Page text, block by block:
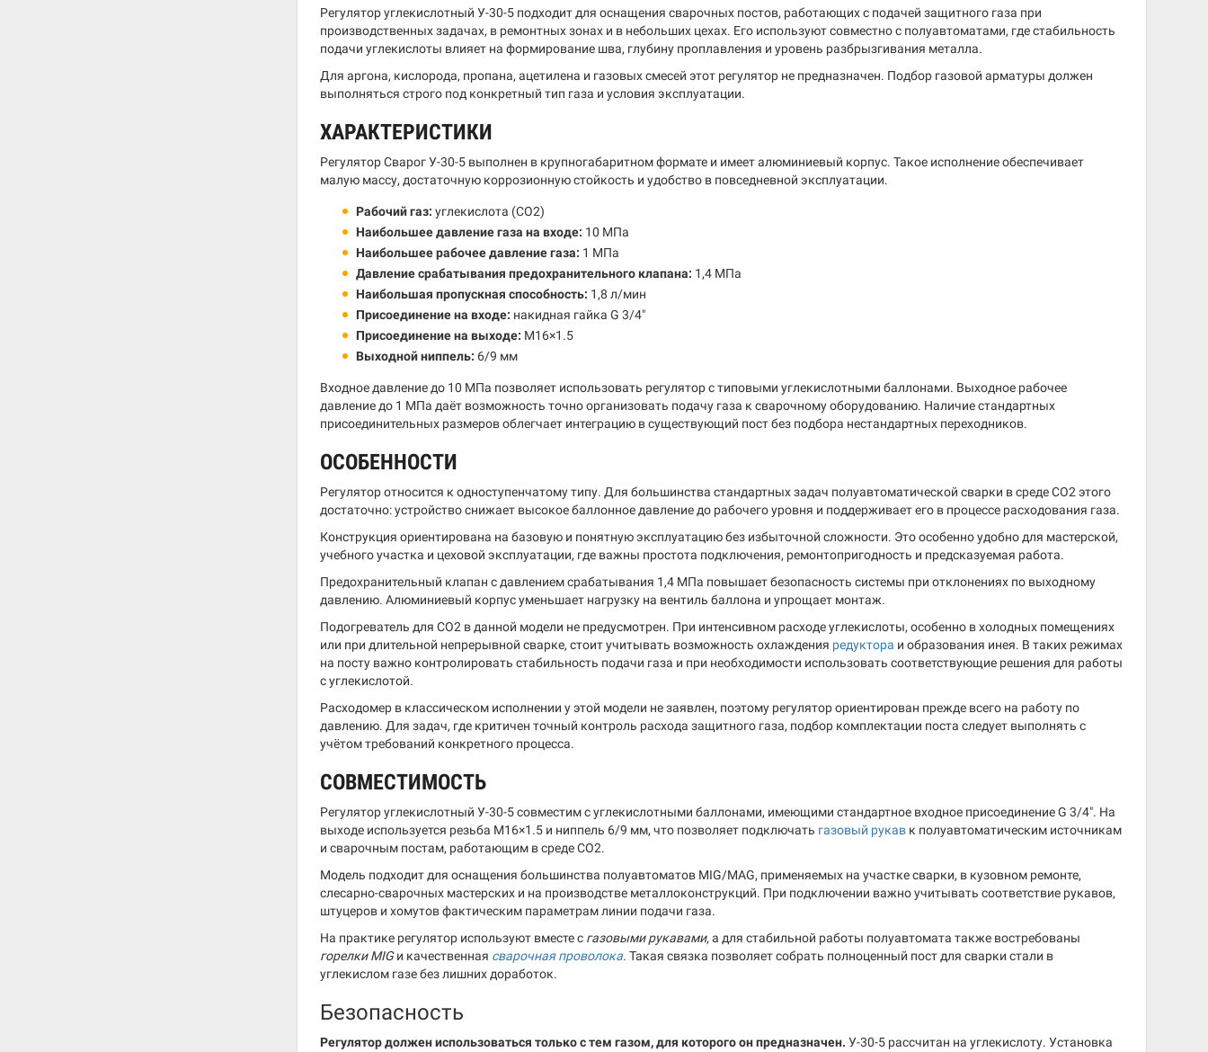
Регулятор углекислотный У-30-5 подходит для оснащения сварочных постов, работающих с подачей защитного газа при
производственных задачах, в ремонтных зонах и в небольших цехах. Его используют совместно с полуавтоматами, где стабильность
подачи углекислоты влияет на формирование шва, глубину проплавления и уровень разбрызгивания металла.
Для аргона, кислорода, пропана, ацетилена и газовых смесей этот регулятор не предназначен. Подбор газовой арматуры должен
выполняться строго под конкретный тип газа и условия эксплуатации.
ХАРАКТЕРИСТИКИ
Регулятор Сварог У-30-5 выполнен в крупногабаритном формате и имеет алюминиевый корпус. Такое исполнение обеспечивает
малую массу, достаточную коррозионную стойкость и удобство в повседневной эксплуатации.
Рабочий газ: углекислота (CO2)
Наибольшее давление газа на входе: 10 МПа
Наибольшее рабочее давление газа: 1 МПа
Давление срабатывания предохранительного клапана: 1,4 МПа
Наибольшая пропускная способность: 1,8 л/мин
Присоединение на входе: накидная гайка G 3/4"
Присоединение на выходе: M16×1.5
Выходной ниппель: 6/9 мм
Входное давление до 10 МПа позволяет использовать регулятор с типовыми углекислотными баллонами. Выходное рабочее
давление до 1 МПа даёт возможность точно организовать подачу газа к сварочному оборудованию. Наличие стандартных
присоединительных размеров облегчает интеграцию в существующий пост без подбора нестандартных переходников.
ОСОБЕННОСТИ
Регулятор относится к одноступенчатому типу. Для большинства стандартных задач полуавтоматической сварки в среде CO2 этого
достаточно: устройство снижает высокое баллонное давление до рабочего уровня и поддерживает его в процессе расходования газа.
Конструкция ориентирована на базовую и понятную эксплуатацию без избыточной сложности. Это особенно удобно для мастерской,
учебного участка и цеховой эксплуатации, где важны простота подключения, ремонтопригодность и предсказуемая работа.
Предохранительный клапан с давлением срабатывания 1,4 МПа повышает безопасность системы при отклонениях по выходному
давлению. Алюминиевый корпус уменьшает нагрузку на вентиль баллона и упрощает монтаж.
Подогреватель для CO2 в данной модели не предусмотрен. При интенсивном расходе углекислоты, особенно в холодных помещениях
или при длительной непрерывной сварке, стоит учитывать возможность охлаждения редуктора и образования инея. В таких режимах
на посту важно контролировать стабильность подачи газа и при необходимости использовать соответствующие решения для работы
с углекислотой.
Расходомер в классическом исполнении у этой модели не заявлен, поэтому регулятор ориентирован прежде всего на работу по
давлению. Для задач, где критичен точный контроль расхода защитного газа, подбор комплектации поста следует выполнять с
учётом требований конкретного процесса.
СОВМЕСТИМОСТЬ
Регулятор углекислотный У-30-5 совместим с углекислотными баллонами, имеющими стандартное входное присоединение G 3/4". На
выходе используется резьба M16×1.5 и ниппель 6/9 мм, что позволяет подключать газовый рукав к полуавтоматическим источникам
и сварочным постам, работающим в среде CO2.
Модель подходит для оснащения большинства полуавтоматов MIG/MAG, применяемых на участке сварки, в кузовном ремонте,
слесарно-сварочных мастерских и на производстве металлоконструкций. При подключении важно учитывать соответствие рукавов,
штуцеров и хомутов фактическим параметрам линии подачи газа.
На практике регулятор используют вместе с газовыми рукавами, а для стабильной работы полуавтомата также востребованы
горелки MIGи качественная сварочная проволока. Такая связка позволяет собрать полноценный пост для сварки стали в
углекислом газе без лишних доработок.
Безопасность
Регулятор должен использоваться только с тем газом, для которого он предназначен. У-30-5 рассчитан на углекислоту. Установка